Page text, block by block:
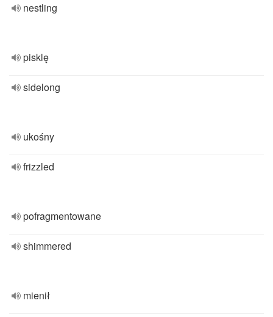
nestling
pisklę
sidelong
ukośny
frizzled
pofragmentowane
shimmered
mienił